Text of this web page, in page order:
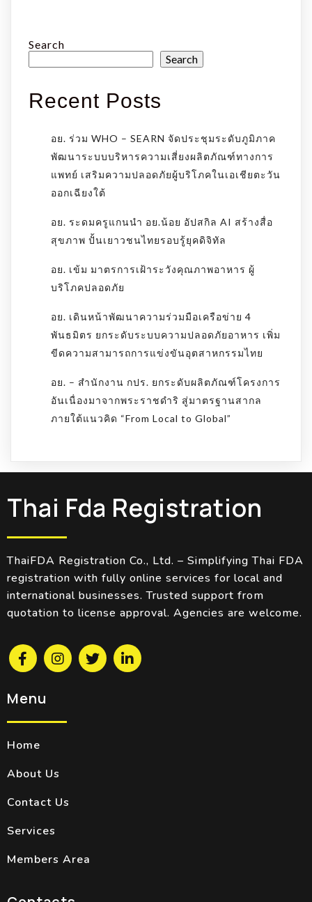
Search
Search
Recent Posts
อย. ร่วม WHO – SEARN จัดประชุมระดับภูมิภาค
พัฒนาระบบบริหารความเสี่ยงผลิตภัณฑ์ทางการ
แพทย์ เสริมความปลอดภัยผู้บริโภคในเอเชียตะวัน
ออกเฉียงใต้
อย. ระดมครูแกนนำ อย.น้อย อัปสกิล AI สร้างสื่อ
สุขภาพ ปั้นเยาวชนไทยรอบรู้ยุคดิจิทัล
อย. เข้ม มาตรการเฝ้าระวังคุณภาพอาหาร ผู้
บริโภคปลอดภัย
อย. เดินหน้าพัฒนาความร่วมมือเครือข่าย 4
พันธมิตร ยกระดับระบบความปลอดภัยอาหาร เพิ่ม
ขีดความสามารถการแข่งขันอุตสาหกรรมไทย
อย. – สำนักงาน กปร. ยกระดับผลิตภัณฑ์โครงการ
อันเนื่องมาจากพระราชดำริ สู่มาตรฐานสากล
ภายใต้แนวคิด “From Local to Global”
Thai Fda Registration
ThaiFDA Registration Co., Ltd. – Simplifying Thai FDA
registration with fully online services for local and
international businesses. Trusted support from
quotation to license approval. Agencies are welcome.
Menu
Home
About Us
Contact Us
Services
Members Area